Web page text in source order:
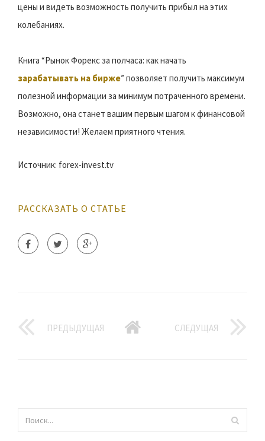
цены и видеть возможность получить прибыл на этих
колебаниях.
Книга “Рынок Форекс за полчаса: как начать
зарабатывать на бирже” позволяет получить максимум
полезной информации за минимум потраченного времени.
Возможно, она станет вашим первым шагом к финансовой
независимости! Желаем приятного чтения.
Источник: forex-invest.tv
РАССКАЗАТЬ О СТАТЬЕ
ПРЕДЫДУЩАЯ СЛЕДУЩАЯ